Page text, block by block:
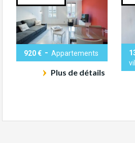
920 € - Appartements
Plus de détails